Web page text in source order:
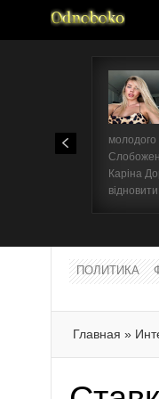
Каріна
ПОЛИТИКА
Главная »